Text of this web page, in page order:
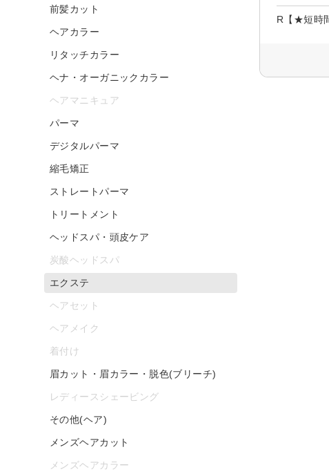
R【★短時
前髪カット
ヘアカラー
リタッチカラー
ヘナ・オーガニックカラー
ヘアマニキュア
パーマ
デジタルパーマ
縮毛矯正
ストレートパーマ
トリートメント
ヘッドスパ・頭皮ケア
炭酸ヘッドスパ
エクステ
ヘアセット
ヘアメイク
着付け
眉カット・眉カラー・脱色(ブリーチ)
レディースシェービング
その他(ヘア)
メンズヘアカット
メンズヘアカラー